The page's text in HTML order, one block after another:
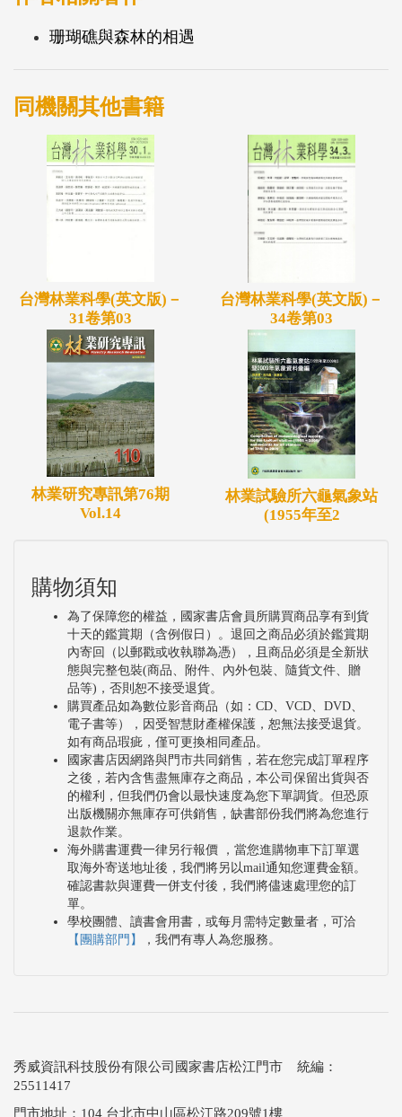
珊瑚礁與森林的相遇
同機關其他書籍
台灣林業科學(英文版)－
31卷第03
台灣林業科學(英文版)－
34卷第03
林業研究專訊第76期
Vol.14
林業試驗所六龜氣象站
(1955年至2
購物須知
為了保障您的權益，國家書店會員所購買商品享有到貨
十天的鑑賞期（含例假日）。退回之商品必須於鑑賞期
內寄回（以郵戳或收執聯為憑），且商品必須是全新狀
態與完整包裝(商品、附件、內外包裝、隨貨文件、贈
品等)，否則恕不接受退貨。
購買產品如為數位影音商品（如：CD、VCD、DVD、
電子書等），因受智慧財產權保護，恕無法接受退貨。
如有商品瑕疵，僅可更換相同產品。
國家書店因網路與門市共同銷售，若在您完成訂單程序
之後，若內含售盡無庫存之商品，本公司保留出貨與否
的權利，但我們仍會以最快速度為您下單調貨。但恐原
出版機關亦無庫存可供銷售，缺書部份我們將為您進行
退款作業。
海外購書運費一律另行報價 ，當您進購物車下訂單選
取海外寄送地址後，我們將另以mail通知您運費金額。
確認書款與運費一併支付後，我們將儘速處理您的訂
單。
學校團體、讀書會用書，或每月需特定數量者，可洽
【團購部門】
，我們有專人為您服務。
秀威資訊科技股份有限公司國家書店松江門市 統編：
25511417
門市地址：104 台北市中山區松江路209號1樓